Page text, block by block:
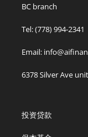
BC branch
Tel: (778) 994-2341
Email:
6378 Silver Ave
投资贷款